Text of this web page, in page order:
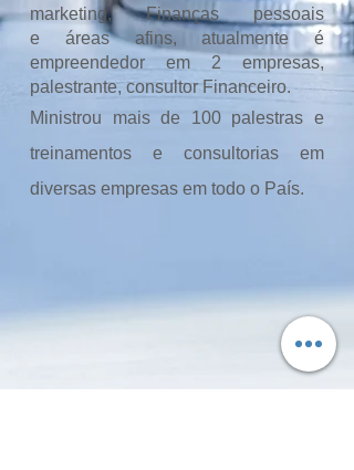
marketing, Finanças pessoais
e áreasafins, atualmente é
empreendedor em 2 empresas,
palestrante, consultor Financeiro.
Ministrou mais de 100 palestras e
treinamentos e consultorias em
diversas empresas em todo o País.